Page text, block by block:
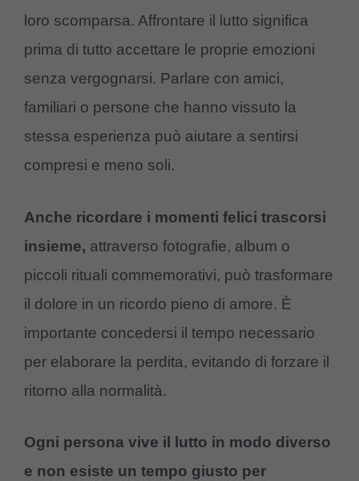
loro scomparsa. Affrontare il lutto significa
prima di tutto accettare le proprie emozioni
senza vergognarsi. Parlare con amici,
familiari o persone che hanno vissuto la
stessa esperienza può aiutare a sentirsi
compresi e meno soli.
Anche ricordare i momenti felici trascorsi
insieme, attraverso fotografie, album o
piccoli rituali commemorativi, può trasformare
il dolore in un ricordo pieno di amore. È
importante concedersi il tempo necessario
per elaborare la perdita, evitando di forzare il
ritorno alla normalità.
Ogni persona vive il lutto in modo diverso
e non esiste un tempo giusto per